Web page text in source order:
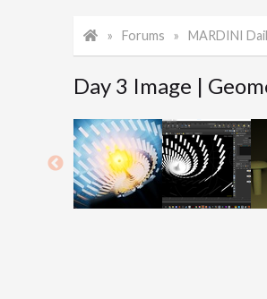
Forums MARDINI
Day 3 Image |